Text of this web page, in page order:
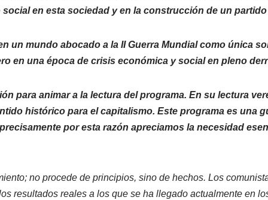
en esta sociedad y en la construcción de un
un mundo abocado a la II Guerra Mundial como única
en una época de crisis económica y social en pleno
para animar a la lectura del programa. En su lectura
histórico para el capitalismo. Este programa es una
por esta razón apreciamos la necesidad
no procede de principios, sino de hechos. Los
resultados reales a los que se ha llegado actualmente en